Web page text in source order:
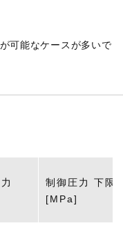
可能なケースが多いで
制御圧力 下限
[MPa]